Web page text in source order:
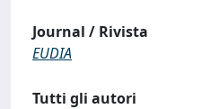
Journal / Rivista
EUDIA
Tutti gli autori